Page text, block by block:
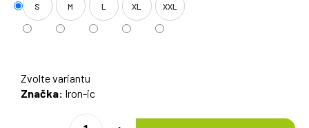
S M L XL XXL
Zvolte variantu
Značka: Iron-ic